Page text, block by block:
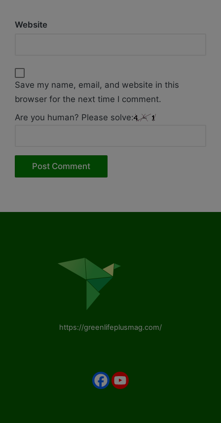
Website
Save my name, email, and website in this
browser for the next time I comment.
Are you human? Please solve:
https://greenlifeplusmag.com/